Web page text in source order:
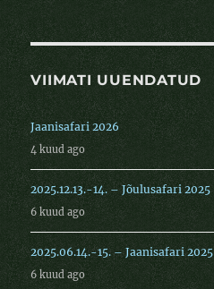
VIIMATI UUENDATUD
Jaanisafari 2026
4 kuud ago
2025.12.13.-14. – Jõulusafari 2025
6 kuud ago
2025.06.14.-15. – Jaanisafari 2025
6 kuud ago